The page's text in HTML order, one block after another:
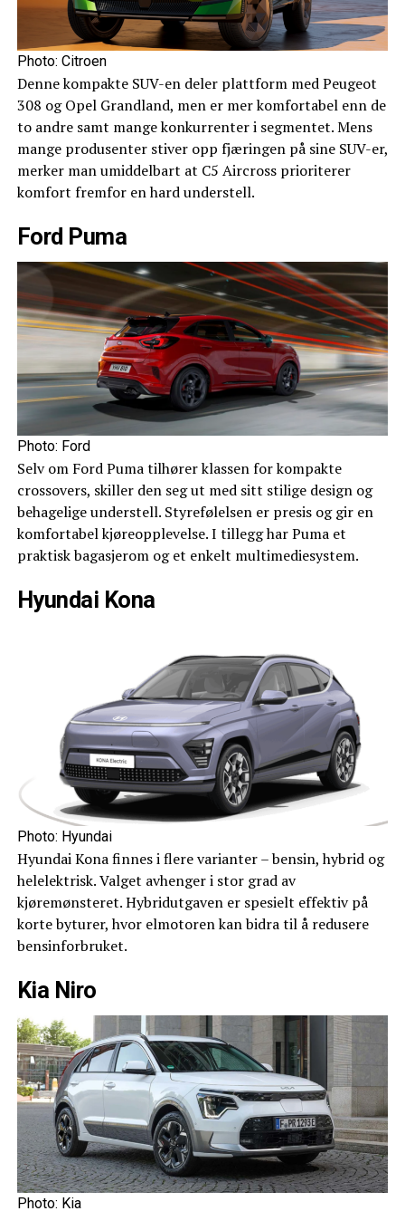
Photo: Citroen
Denne kompakte SUV-en deler plattform med Peugeot
308 og Opel Grandland, men er mer komfortabel enn de
to andre samt mange konkurrenter i segmentet. Mens
mange produsenter stiver opp fjæringen på sine SUV-er,
merker man umiddelbart at C5 Aircross prioriterer
komfort fremfor en hard understell.
Ford Puma
Photo: Ford
Selv om Ford Puma tilhører klassen for kompakte
crossovers, skiller den seg ut med sitt stilige design og
behagelige understell. Styrefølelsen er presis og gir en
komfortabel kjøreopplevelse. I tillegg har Puma et
praktisk bagasjerom og et enkelt multimediesystem.
Hyundai Kona
Photo: Hyundai
Hyundai Kona finnes i flere varianter – bensin, hybrid og
helelektrisk. Valget avhenger i stor grad av
kjøremønsteret. Hybridutgaven er spesielt effektiv på
korte byturer, hvor elmotoren kan bidra til å redusere
bensinforbruket.
Kia Niro
Photo: Kia